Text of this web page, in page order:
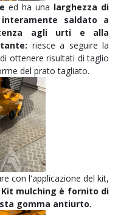
ed ha una larghezza di
interamente saldato a
agli urti e alla
riesce a seguire la
ottenere risultati di taglio
del prato tagliato.
con l'applicazione del kit,
Kit mulching è fornito di
gomma antiurto.